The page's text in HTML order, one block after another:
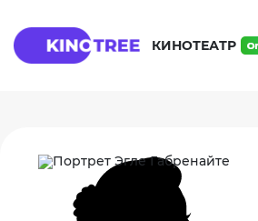
КИНОТЕАТР